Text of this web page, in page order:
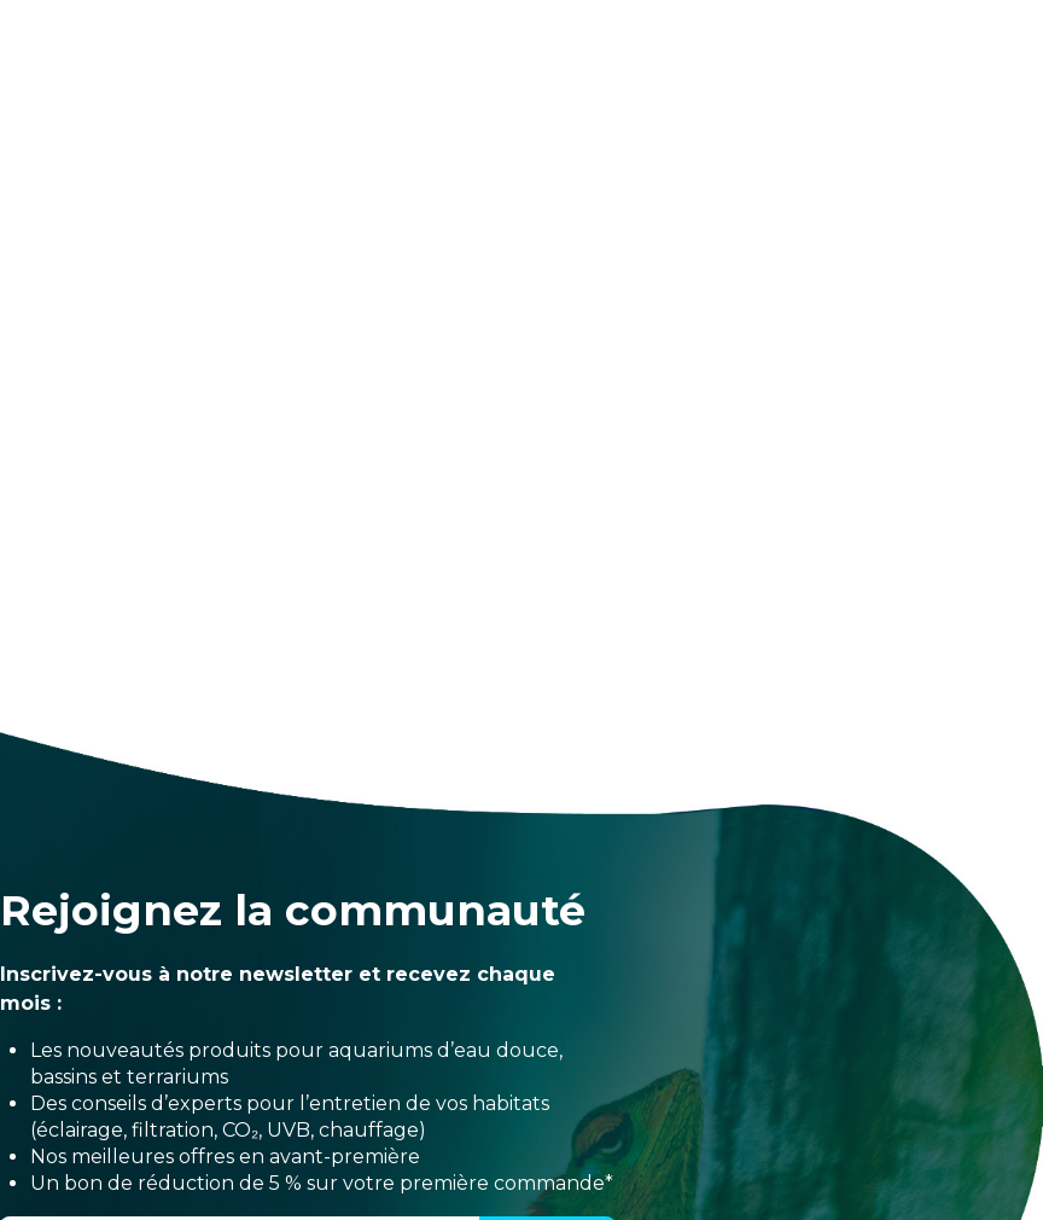
Rejoignez la communauté
Inscrivez-vous à notre newsletter et recevez chaque
mois :
Les nouveautés produits pour aquariums d’eau douce,
bassins et terrariums
Des conseils d’experts pour l’entretien de vos habitats
(éclairage, filtration, CO₂, UVB, chauffage)
Nos meilleures offres en avant-première
Un bon de réduction de 5 % sur votre première commande*